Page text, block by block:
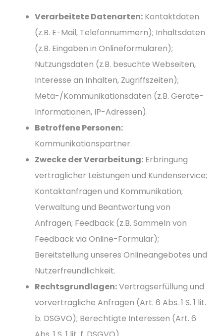
Verarbeitete Datenarten: Kontaktdaten
(z.B. E-Mail, Telefonnummern); Inhaltsdaten
(z.B. Eingaben in Onlineformularen);
Nutzungsdaten (z.B. besuchte Webseiten,
Interesse an Inhalten, Zugriffszeiten);
Meta-/Kommunikationsdaten (z.B. Geräte-
Informationen, IP-Adressen).
Betroffene Personen:
Kommunikationspartner.
Zwecke der Verarbeitung: Erbringung
vertraglicher Leistungen und Kundenservice;
Kontaktanfragen und Kommunikation;
Verwaltung und Beantwortung von
Anfragen; Feedback (z.B. Sammeln von
Feedback via Online-Formular);
Bereitstellung unseres Onlineangebotes und
Nutzerfreundlichkeit.
Rechtsgrundlagen:Vertragserfüllung und
vorvertragliche Anfragen (Art. 6 Abs. 1 S. 1 lit.
b. DSGVO); Berechtigte Interessen (Art. 6